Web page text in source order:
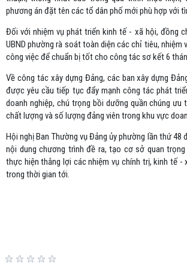
phương án đặt tên các tổ dân phố mới phù hợp với
Đối với nhiệm vụ phát triển kinh tế - xã hội, đồng
UBND phường rà soát toàn diện các chỉ tiêu, nhiệm
công việc để chuẩn bị tốt cho công tác sơ kết 6
Về công tác xây dựng Đảng, các ban xây dựng
được yêu cầu tiếp tục đẩy mạnh công tác phát
doanh nghiệp, chú trọng bồi dưỡng quần chúng ưu
chất lượng và số lượng đảng viên trong khu vực
Hội nghị Ban Thường vụ Đảng ủy phường lần thứ 48
nội dung chương trình đề ra, tạo cơ sở quan
thực hiện thắng lợi các nhiệm vụ chính trị, kinh tế -
trong thời gian tới.